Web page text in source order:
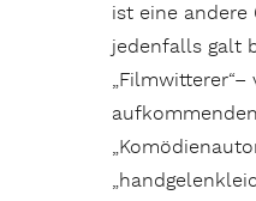
ist eine andere
jedenfalls galt